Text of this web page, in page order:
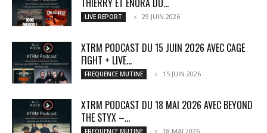
THIERRY ET ENORA DU...
LIVE REPORT 29 JUIN 2026
XTRM PODCAST DU 15 JUIN 2026 AVEC CAGE
FIGHT + LIVE...
FREQUENCE MUTINE 15 JUIN 2026
XTRM PODCAST DU 18 MAI 2026 AVEC BEYOND
THE STYX –...
18 MAI 2026